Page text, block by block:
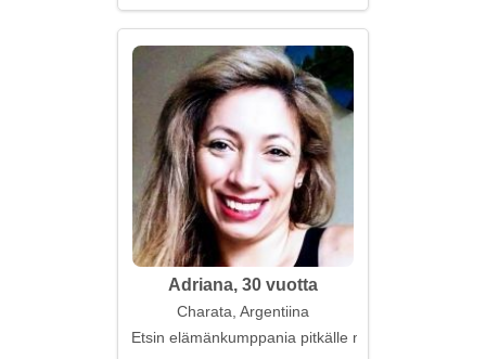
Adriana, 30 vuotta
Charata, Argentiina
Etsin elämänkumppania pitkälle matkalle